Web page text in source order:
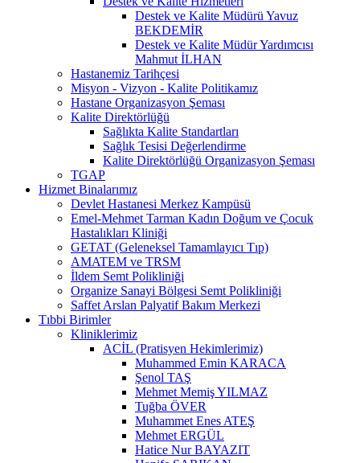
Destek ve Kalite Müdürü Yavuz
BEKDEMİR
Destek ve Kalite Müdür Yardımcısı
Mahmut İLHAN
Hastanemiz Tarihçesi
Misyon - Vizyon - Kalite Politikamız
Hastane Organizasyon Şeması
Kalite Direktörlüğü
Sağlıkta Kalite Standartları
Sağlık Tesisi Değerlendirme
Kalite Direktörlüğü Organizasyon Şeması
TGAP
Hizmet Binalarımız
Devlet Hastanesi Merkez Kampüsü
Emel-Mehmet Tarman Kadın Doğum ve Çocuk
Hastalıkları Kliniği
GETAT (Geleneksel Tamamlayıcı Tıp)
AMATEM ve TRSM
İldem Semt Polikliniği
Organize Sanayi Bölgesi Semt Polikliniği
Saffet Arslan Palyatif Bakım Merkezi
Tıbbi Birimler
Kliniklerimiz
ACİL (Pratisyen Hekimlerimiz)
Muhammed Emin KARACA
Şenol TAŞ
Mehmet Memiş YILMAZ
Tuğba ÖVER
Muhammet Enes ATEŞ
Mehmet ERGÜL
Hatice Nur BAYAZIT